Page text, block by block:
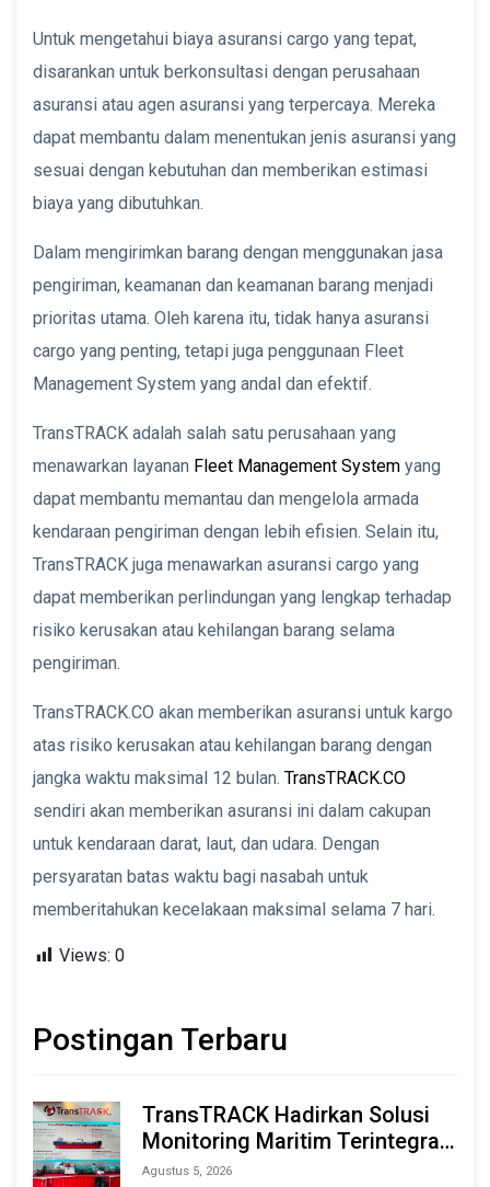
Untuk mengetahui biaya asuransi cargo yang tepat,
disarankan untuk berkonsultasi dengan perusahaan
asuransi atau agen asuransi yang terpercaya. Mereka
dapat membantu dalam menentukan jenis asuransi yang
sesuai dengan kebutuhan dan memberikan estimasi
biaya yang dibutuhkan.
Dalam mengirimkan barang dengan menggunakan jasa
pengiriman, keamanan dan keamanan barang menjadi
prioritas utama. Oleh karena itu, tidak hanya asuransi
cargo yang penting, tetapi juga penggunaan Fleet
Management System yang andal dan efektif.
TransTRACK adalah salah satu perusahaan yang
menawarkan layanan Fleet Management System yang
dapat membantu memantau dan mengelola armada
kendaraan pengiriman dengan lebih efisien. Selain itu,
TransTRACK juga menawarkan asuransi cargo yang
dapat memberikan perlindungan yang lengkap terhadap
risiko kerusakan atau kehilangan barang selama
pengiriman.
TransTRACK.CO akan memberikan asuransi untuk kargo
atas risiko kerusakan atau kehilangan barang dengan
jangka waktu maksimal 12 bulan. TransTRACK.CO
sendiri akan memberikan asuransi ini dalam cakupan
untuk kendaraan darat, laut, dan udara. Dengan
persyaratan batas waktu bagi nasabah untuk
memberitahukan kecelakaan maksimal selama 7 hari.
Views: 0
Postingan Terbaru
TransTRACK Hadirkan Solusi
Monitoring Maritim Terintegrasi
Berbasis AI & IoT di Indonesia
Agustus 5, 2026